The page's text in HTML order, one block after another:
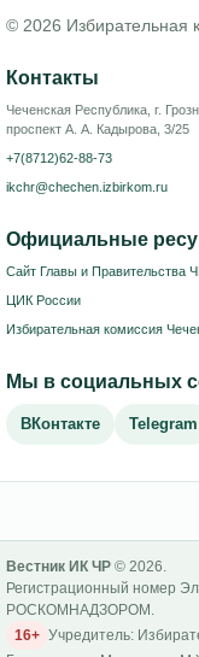
© 2026 Избирательная
Контакты
Чеченская Республика, г.
проспект А. А. Кадырова, 3/25
+7(8712)62-88-73
ikchr@chechen.izbirkom.ru
Официальные
Сайт Главы и Правительства
ЦИК России
Избирательная комиссия
Мы в социальных
ВКонтакте Telegram
Вестник ИК ЧР © 2026.
Регистрационный номер
РОСКОМНАДЗОРОМ.
16+ Учредитель: